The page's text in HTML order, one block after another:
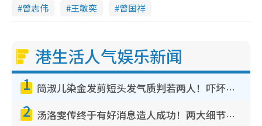
曾志伟
王敏奕 曾国祥
港生活人气娱乐新闻
1 简淑儿染金发剪短头发气质判若两人！吓坏老公麦大力都认不出：“你做什么？”
2 汤洛雯传终于有好消息造人成功！两大细节曝孕味极浓引猜测：大肚婆先会咁！